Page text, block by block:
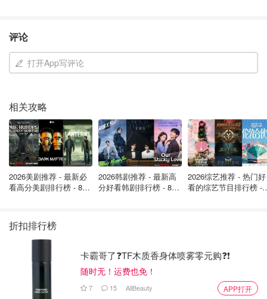
他径直走向唱片机。唱针落下瞬间，他仿佛回到年轻时挥洒
汗水的夜店时光。
着，他脑海中浮现儿子蹒跚学步、牙牙学语，以及婴儿时期
抬头冲他咧嘴笑的温馨画面。
场景切回当下。戴着耳机的儿子撞见父亲正陶醉于这份礼
评论
打开App写评论
相关攻略
2026美剧推荐 - 最新必
看高分美剧排行榜 - 8月
2026韩剧推荐 - 最新高
分好看韩剧排行榜 - 8月
2026综艺推荐 - 热门好
看的综艺节目排行榜 -
折扣排行榜
卡霸哥了❓TF木质香身体喷雾零元购❓❗
随时无！运费也免！
7 15 AllBeauty APP打开